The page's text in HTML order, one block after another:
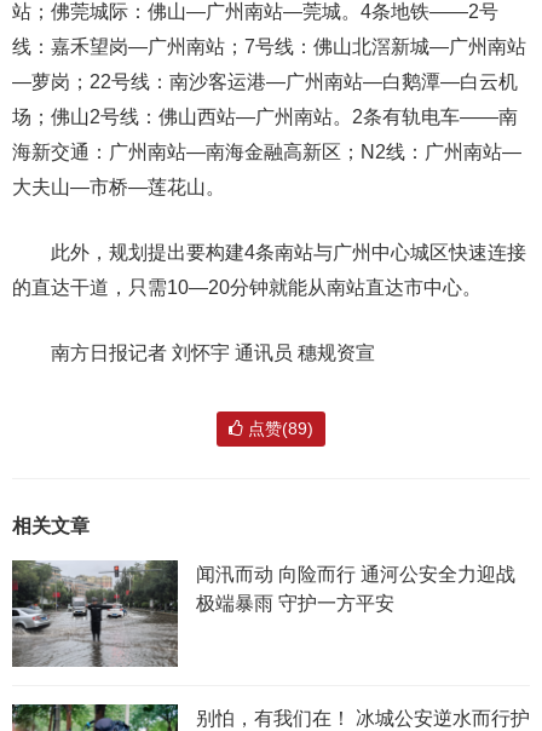
站；佛莞城际：佛山—广州南站—莞城。4条地铁——2号
线：嘉禾望岗—广州南站；7号线：佛山北滘新城—广州南站
—萝岗；22号线：南沙客运港—广州南站—白鹅潭—白云机
场；佛山2号线：佛山西站—广州南站。2条有轨电车——南
海新交通：广州南站—南海金融高新区；N2线：广州南站—
大夫山—市桥—莲花山。
此外，规划提出要构建4条南站与广州中心城区快速连接
的直达干道，只需10—20分钟就能从南站直达市中心。
南方日报记者 刘怀宇 通讯员 穗规资宣
点赞(89)
相关文章
闻汛而动 向险而行 通河公安全力迎战
极端暴雨 守护一方平安
别怕，有我们在！ 冰城公安逆水而行护